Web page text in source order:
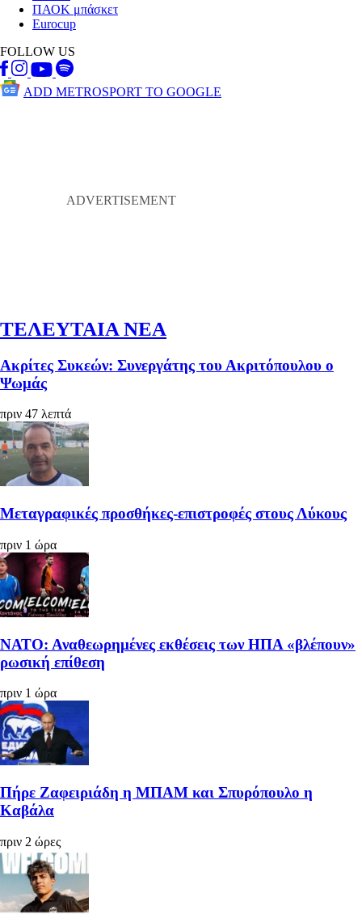
ΠΑΟΚ μπάσκετ
Eurocup
FOLLOW US
ADD METROSPORT TO GOOGLE
ΤΕΛΕΥΤΑΙΑ ΝΕΑ
Ακρίτες Συκεών: Συνεργάτης του Ακριτόπουλου ο
Ψωμάς
πριν 47 λεπτά
Μεταγραφικές προσθήκες-επιστροφές στους Λύκους
πριν 1 ώρα
ΝΑΤΟ: Αναθεωρημένες εκθέσεις των ΗΠΑ «βλέπουν»
ρωσική επίθεση
πριν 1 ώρα
Πήρε Ζαφειριάδη η ΜΠΑΜ και Σπυρόπουλο η
Καβάλα
πριν 2 ώρες